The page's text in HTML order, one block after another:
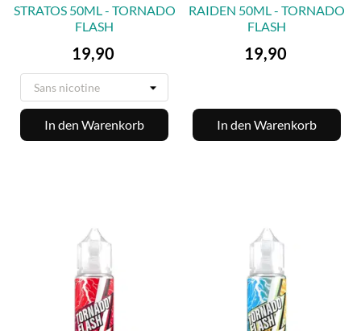
STRATOS 50ML - TORNADO
FLASH
Preis
19,90
In den Warenkorb
RAIDEN 50ML - TORNADO
FLASH
Preis
19,90
In den Warenkorb